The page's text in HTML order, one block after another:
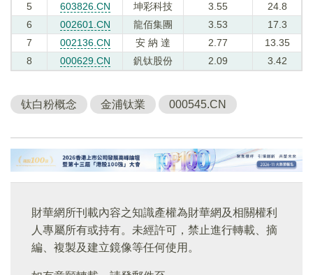
5
603826.CN 坤彩科技 3.55
24.8
6
002601.CN 龍佰集團 3.53
17.3
7
002136.CN 安 納 達 2.77
13.35
8
000629.CN 釩钛股份 2.09 3.42
钛白粉概念 金浦钛業 000545.CN
財華網所刊載內容之知識產權為財華網及相關權利
人專屬所有或持有。未經許可，禁止進行轉載、摘
編、複製及建立鏡像等任何使用。